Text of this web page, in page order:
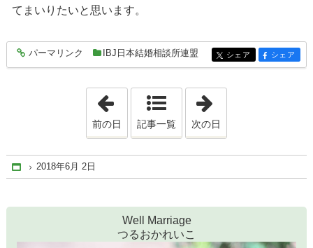
てまいりたいと思います。
entry258
パーマリンク IBJ日本結婚相談所連盟 entry258
シェア entry258
シェア
「2018年5月14日」
前の日 記事一覧 次の日
Home
2018年6月 2日
Well Marriage
つるおかれいこ